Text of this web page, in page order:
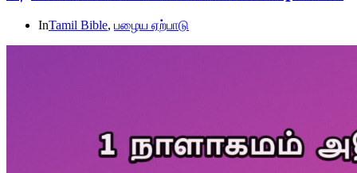
InTamil Bible, பழைய ஏற்பாடு